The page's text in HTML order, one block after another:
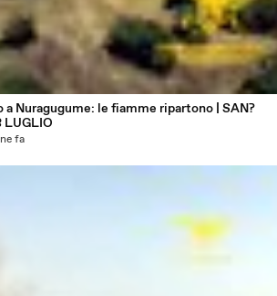
a Nuragugume: le fiamme ripartono | SAN?
LUGLIO
fa